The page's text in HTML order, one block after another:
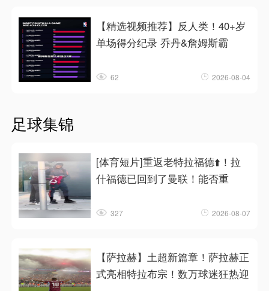
【精选视频推荐】反人类！40+岁
单场得分纪录 乔丹&詹姆斯霸
62 2026-08-04
足球集锦
[体育短片]重返老特拉福德⬆️！拉
什福德已回到了曼联！能否重
327 2026-08-07
【萨拉赫】土超新篇章！萨拉赫正
式亮相特拉布宗！数万球迷狂热迎